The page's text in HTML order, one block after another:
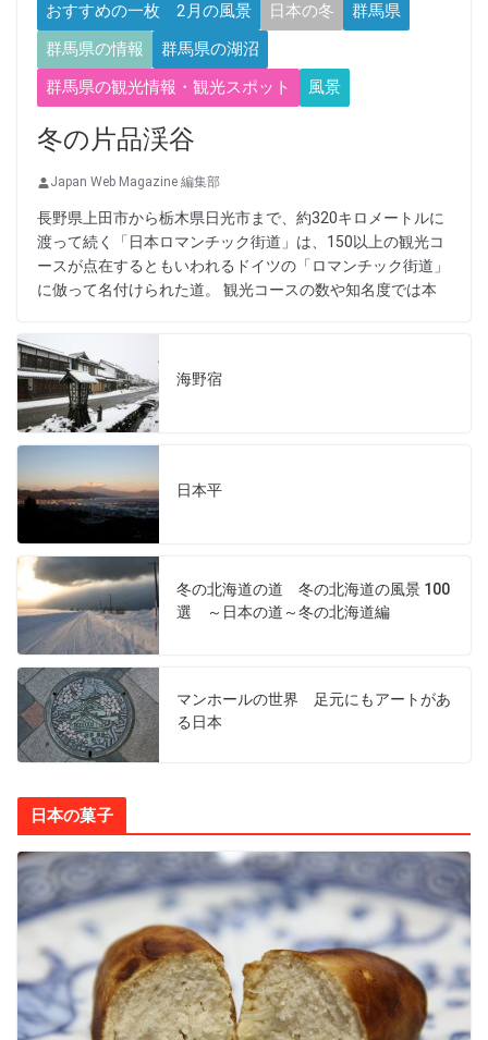
おすすめの一枚 2月の風景 日本の冬
群馬県
群馬県の情報
群馬県の湖沼
群馬県の観光情報・観光スポット
風景
冬の片品渓谷
Japan Web Magazine 編集部
長野県上田市から栃木県日光市まで、約320キロメートルに
渡って続く「日本ロマンチック街道」は、150以上の観光コ
ースが点在するともいわれるドイツの「ロマンチック街道」
に倣って名付けられた道。 観光コースの数や知名度では本
海野宿
日本平
冬の北海道の道 冬の北海道の風景 100
選 ～日本の道～冬の北海道編
マンホールの世界 足元にもアートがあ
る日本
日本の菓子